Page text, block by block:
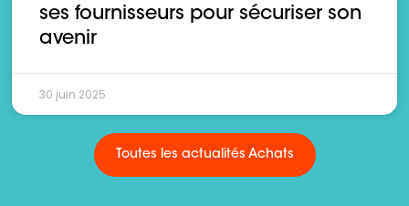
ses fournisseurs pour sécuriser son
avenir
30 juin 2025
Toutes les actualités Achats